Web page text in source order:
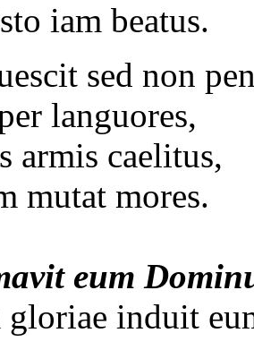
iam beatus.
sed non
languores,
armis caelitus,
mutat mores.
eum
gloriae induit